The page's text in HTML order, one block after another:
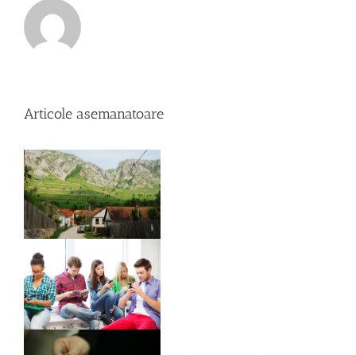
Articole asemanatoare
Comenteaza